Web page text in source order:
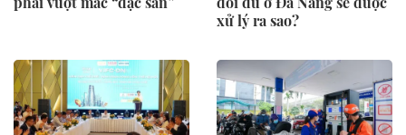
xử lý ra sao?